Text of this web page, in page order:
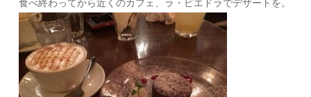
食べ終わってから近くのカフェ、ラ・ピエドラでデザートを。